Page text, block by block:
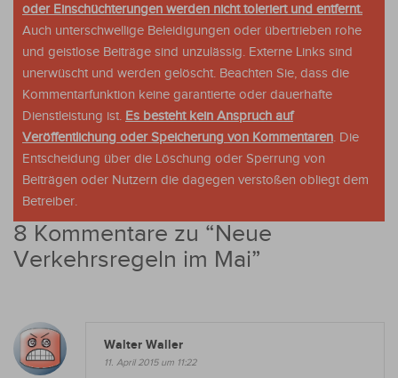
oder Einschüchterungen werden nicht toleriert und entfernt.
Auch unterschwellige Beleidigungen oder übertrieben rohe
und geistlose Beiträge sind unzulässig. Externe Links sind
unerwüscht und werden gelöscht. Beachten Sie, dass die
Kommentarfunktion keine garantierte oder dauerhafte
Dienstleistung ist. Es besteht kein Anspruch auf
Veröffentlichung oder Speicherung von Kommentaren. Die
Entscheidung über die Löschung oder Sperrung von
Beiträgen oder Nutzern die dagegen verstoßen obliegt dem
Betreiber.
8 Kommentare zu “Neue
Verkehrsregeln im Mai”
Walter Waller
11. April 2015 um 11:22